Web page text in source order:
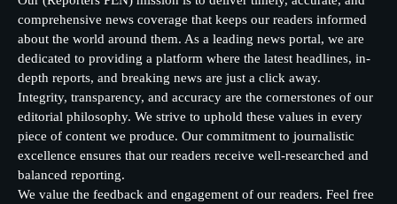
comprehensive news coverage that keeps our readers informed
about the world around them. As a leading news portal, we are
dedicated to providing a platform where the latest headlines, in-
depth reports, and breaking news are just a click away.
Integrity, transparency, and accuracy are the cornerstones of our
editorial philosophy. We strive to uphold these values in every
piece of content we produce. Our commitment to journalistic
excellence ensures that our readers receive well-researched and
balanced reporting.
We value the feedback and engagement of our readers. Feel free